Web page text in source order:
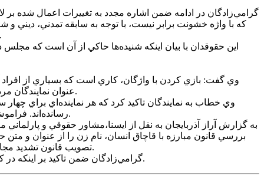
گرامي‌زادگان در ادامه ضمن اشاره مجدد به تغييرات اعمال شده بر
که با واژه خشونت برابر نيست، با توجه به سابقه تمدني،
فرهنگي معمولا تمايلي به چنين لوايحي ندارد ولي در متن لايحه تأکيد شده است که تاييد اقدامات دستگاه ها توسط اين شورا صورت مي گيرد.
وي گفت: بازي کردن با واژگان، کاري است که بسياري از
عنوان نمايندگان مردم در مجلس حضور دارند،‌ با ديدگاه‌هاي خاصي به مسائل نگاه مي‌کنند؛ اما براي جامعه امروز ايران، اين صحبت‌ها و برخوردها مناسب نيست.
وي خطاب به نمايندگان تاکيد کرد که هر نماينده‌اي براي
رسانده‌اند. فراموش نکنيد، مردم بايد حرف اول را بزنند و هر حرکتي که شما عزيزان به عنوان نمايندگان منتخب انجام دهيد بايد مطلوب و مورد نياز مردم باشد.
به گزارش آراز آذربايجان به نقل از ايسنا،مشاور حقوقي و
بررسي قانون مبارزه با قاچاق انسان، نام زن را از عنوان و
تصويب قانون تشديد مجازات اسيدپاشي و حمايت از بزه ديدگان ناشي از آن که اغلب زنان قرباني اين موضوع بودند باز هم واژه زنان را حذف و فرد را جايگزين کردند.
گرامي‌زادگان ضمن تاکيد بر اينکه در کشور، همه خانواده دارند و به حقوق دختر و پسر خود اهميت مي‌دهند، معتقد است که بايد از خواهر، مادر و دخترمان و زنان ديگر حمايت کنيم.